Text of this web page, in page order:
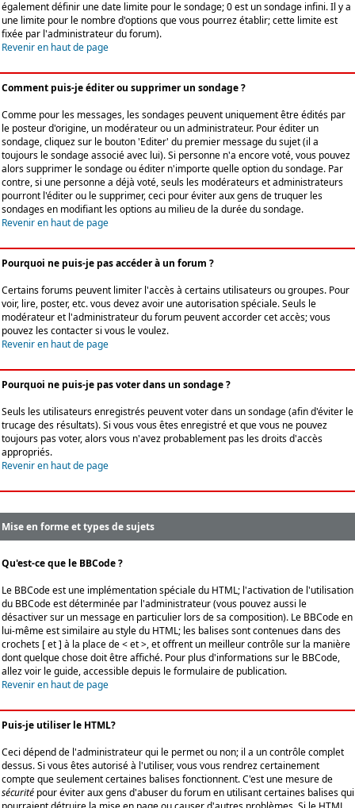
également définir une date limite pour le sondage; 0 est un sondage infini. Il y a
une limite pour le nombre d'options que vous pourrez établir; cette limite est
fixée par l'administrateur du forum).
Revenir en haut de page
Comment puis-je éditer ou supprimer un sondage ?
Comme pour les messages, les sondages peuvent uniquement être édités par
le posteur d'origine, un modérateur ou un administrateur. Pour éditer un
sondage, cliquez sur le bouton 'Editer' du premier message du sujet (il a
toujours le sondage associé avec lui). Si personne n'a encore voté, vous pouvez
alors supprimer le sondage ou éditer n'importe quelle option du sondage. Par
contre, si une personne a déjà voté, seuls les modérateurs et administrateurs
pourront l'éditer ou le supprimer, ceci pour éviter aux gens de truquer les
sondages en modifiant les options au milieu de la durée du sondage.
Revenir en haut de page
Pourquoi ne puis-je pas accéder à un forum ?
Certains forums peuvent limiter l'accès à certains utilisateurs ou groupes. Pour
voir, lire, poster, etc. vous devez avoir une autorisation spéciale. Seuls le
modérateur et l'administrateur du forum peuvent accorder cet accès; vous
pouvez les contacter si vous le voulez.
Revenir en haut de page
Pourquoi ne puis-je pas voter dans un sondage ?
Seuls les utilisateurs enregistrés peuvent voter dans un sondage (afin d'éviter le
trucage des résultats). Si vous vous êtes enregistré et que vous ne pouvez
toujours pas voter, alors vous n'avez probablement pas les droits d'accès
appropriés.
Revenir en haut de page
Mise en forme et types de sujets
Qu'est-ce que le BBCode ?
Le BBCode est une implémentation spéciale du HTML; l'activation de l'utilisation
du BBCode est déterminée par l'administrateur (vous pouvez aussi le
désactiver sur un message en particulier lors de sa composition). Le BBCode en
lui-même est similaire au style du HTML; les balises sont contenues dans des
crochets [ et ] à la place de < et >, et offrent un meilleur contrôle sur la manière
dont quelque chose doit être affiché. Pour plus d'informations sur le BBCode,
allez voir le guide, accessible depuis le formulaire de publication.
Revenir en haut de page
Puis-je utiliser le HTML?
Ceci dépend de l'administrateur qui le permet ou non; il a un contrôle complet
dessus. Si vous êtes autorisé à l'utiliser, vous vous rendrez certainement
compte que seulement certaines balises fonctionnent. C'est une mesure de
sécurité pour éviter aux gens d'abuser du forum en utilisant certaines balises qui